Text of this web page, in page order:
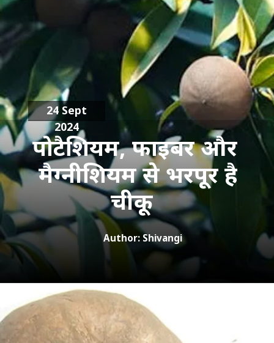
पोटैशियम, फाइबर और
मैग्नीशियम से भरपूर है
चीकू
24 Sept
2024
Author: Shivangi